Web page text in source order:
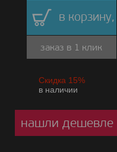
в корзину,
заказ в 1 клик
Скидка 15%
в наличии
нашли дешевле